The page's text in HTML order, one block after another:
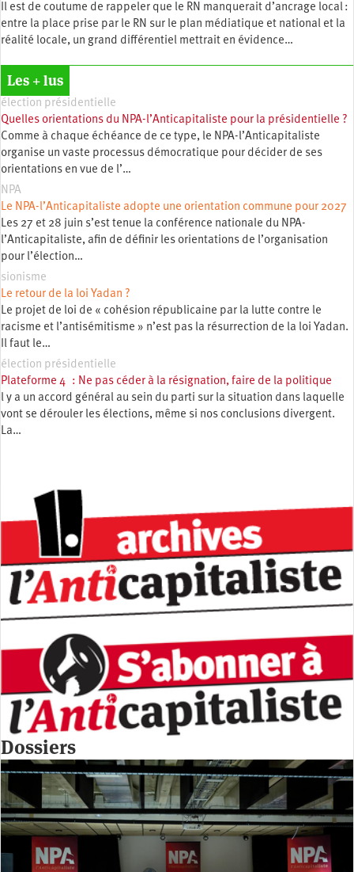
Il est de coutume de rappeler que le RN manquerait d’ancrage local :
entre la place prise par le RN sur le plan médiatique et national et la
réalité locale, un grand différentiel mettrait en évidence…
Les + lus
élection présidentielle
Quelles orientations du NPA-l’Anticapitaliste pour la présidentielle ?
Comme à chaque échéance de ce type, le NPA-l’Anticapitaliste
organise un vaste processus démocratique pour décider de ses
orientations en vue de l’…
NPA
Le NPA-l’Anticapitaliste adopte une orientation commune pour 2027
Les 27 et 28 juin s’est tenue la conférence nationale du NPA-
l’Anticapitaliste, afin de définir les orientations de l’organisation
pour l’élection…
sionisme
Le retour de la loi Yadan ?
Le projet de loi de « cohésion républicaine par la lutte contre le
racisme et l’antisémitisme » n’est pas la résurrection de la loi Yadan.
Il faut le…
élection présidentielle
Plateforme 4 : Ne pas céder à la résignation, faire de la politique
l y a un accord général au sein du parti sur la situation dans laquelle
vont se dérouler les élections, même si nos conclusions divergent.
La…
Dossiers